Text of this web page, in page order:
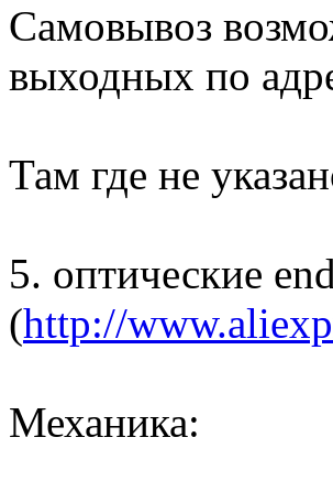
Самовывоз
выходных по
Там где не
5. оптические
(http://
Механика: